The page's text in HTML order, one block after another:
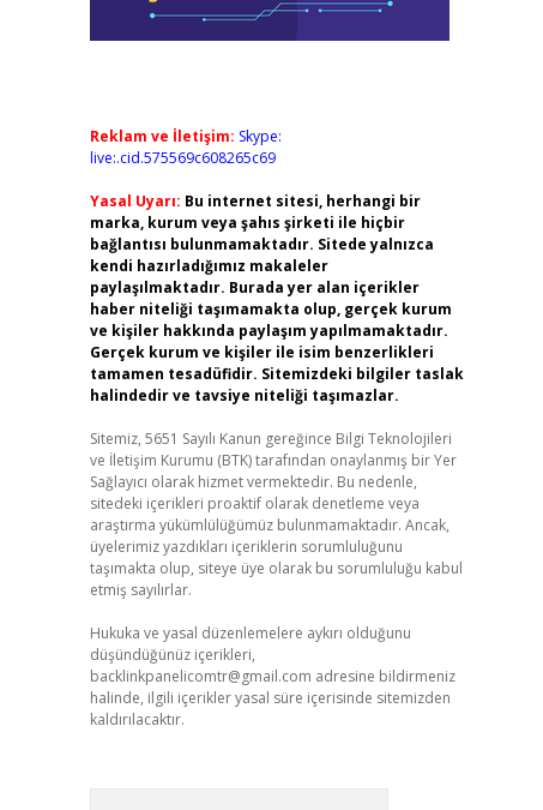
Reklam ve İletişim: Skype:
live:.cid.575569c608265c69
Yasal Uyarı: Bu internet sitesi, herhangi bir
marka, kurum veya şahıs şirketi ile hiçbir
bağlantısı bulunmamaktadır. Sitede yalnızca
kendi hazırladığımız makaleler
paylaşılmaktadır. Burada yer alan içerikler
haber niteliği taşımamakta olup, gerçek kurum
ve kişiler hakkında paylaşım yapılmamaktadır.
Gerçek kurum ve kişiler ile isim benzerlikleri
tamamen tesadüfidir. Sitemizdeki bilgiler taslak
halindedir ve tavsiye niteliği taşımazlar.
Sitemiz, 5651 Sayılı Kanun gereğince Bilgi Teknolojileri
ve İletişim Kurumu (BTK) tarafından onaylanmış bir Yer
Sağlayıcı olarak hizmet vermektedir. Bu nedenle,
sitedeki içerikleri proaktif olarak denetleme veya
araştırma yükümlülüğümüz bulunmamaktadır. Ancak,
üyelerimiz yazdıkları içeriklerin sorumluluğunu
taşımakta olup, siteye üye olarak bu sorumluluğu kabul
etmiş sayılırlar.
Hukuka ve yasal düzenlemelere aykırı olduğunu
düşündüğünüz içerikleri,
backlinkpanelicomtr@gmail.com adresine bildirmeniz
halinde, ilgili içerikler yasal süre içerisinde sitemizden
kaldırılacaktır.